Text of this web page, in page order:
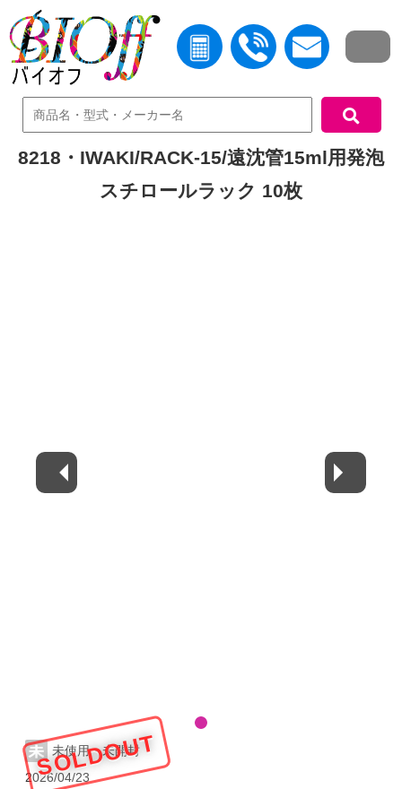
中古機器検索
8218・IWAKI/RACK-15/遠沈管15ml用発泡
スチロールラック 10枚
SOLDOUT
未使用・未開封
2026/04/23